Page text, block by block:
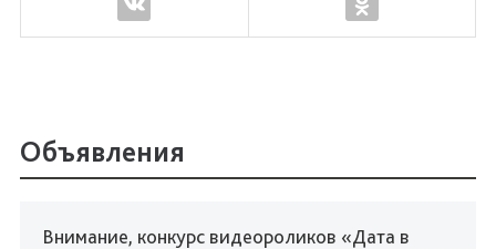
Объявления
Внимание, конкурс видеороликов «Дата в